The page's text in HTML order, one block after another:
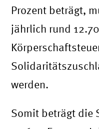
Prozent beträgt,
jährlich rund
werden.
Somit beträgt die